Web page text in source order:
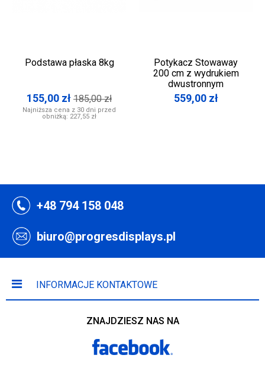
Podstawa płaska 8kg
155,00 zł 185,00zł
Najniższa cena z 30 dni przed
obniżką: 227,55 zł
Potykacz Stowaway
200 cm z wydrukiem
dwustronnym
559,00 zł
+48 794 158 048
biuro@progresdisplays.pl
INFORMACJE KONTAKTOWE
ZNAJDZIESZ NAS NA